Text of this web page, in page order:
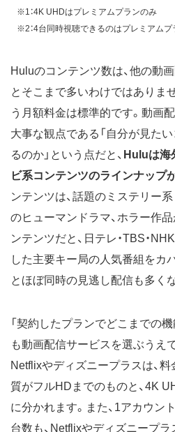
※1：4K UHDはプレミアムプランのみ
※2：4台同時視聴できるのはプレミアムプ
Huluのコンテンツ数は、他の動
とそこまで多いわけではありませ
う月額料金は標準的です。動画
大事な観点である「自分が見た
るのか」という点だと、 Huluは海
ビ系コンテンツのラインナップ
ンテンツは、話題のミステリー
のヒューマンドラマ、ホラー作
ンテンツだと、日テレ・TBS・
した主要キー局の人気番組をカ
とほぼ同時の見逃し配信も多く
「契約したプランでどこまでの
も動画配信サービスを選ぶうえ
Netflixやディズニープラスは、
質がフルHDまでのものと、4K
に分かれます。また、1アカウン
台数も、Netflixやディズニープ